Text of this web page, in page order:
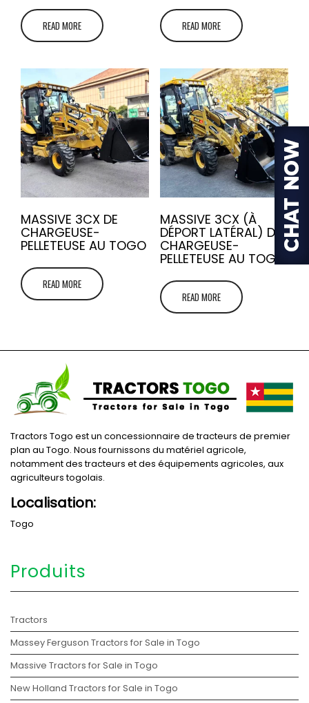
READ MORE READ MORE
MASSIVE 3CX DE
CHARGEUSE-
PELLETEUSE AU TOGO
READ MORE
MASSIVE 3CX (À
DÉPORT LATÉRAL) DE
CHARGEUSE-
PELLETEUSE AU TOGO
READ MORE
Tractors Togo est un concessionnaire de tracteurs de premier
plan au Togo. Nous fournissons du matériel agricole,
notamment des tracteurs et des équipements agricoles, aux
agriculteurs togolais.
Localisation:
Togo
Produits
Tractors
Massey Ferguson Tractors for Sale in Togo
Massive Tractors for Sale in Togo
New Holland Tractors for Sale in Togo